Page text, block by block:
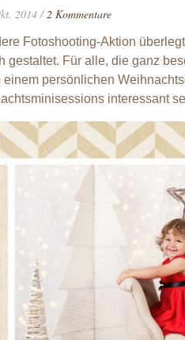
2014 /2 Kommentare
Fotoshooting-Aktion
gestaltet. Für alle, die ganz
persönlichen
interessant